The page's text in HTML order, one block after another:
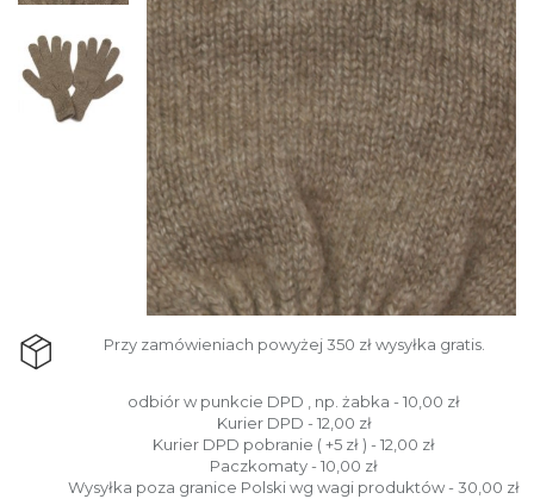
Przy zamówieniach powyżej 350 zł wysyłka gratis.
odbiór w punkcie DPD , np. żabka - 10,00 zł
Kurier DPD - 12,00 zł
Kurier DPD pobranie ( +5 zł ) - 12,00 zł
Paczkomaty - 10,00 zł
Wysyłka poza granice Polski wg wagi produktów - 30,00 zł